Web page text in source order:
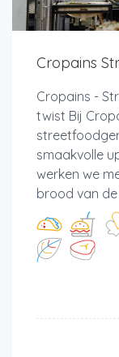
Cropains
Cropains -
twist Bij
smaakvolle
werken we
brood van